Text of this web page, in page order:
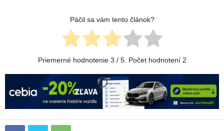
Páčil sa vám tento článok?
Priemerné hodnotenie 3 / 5. Počet hodnotení 2